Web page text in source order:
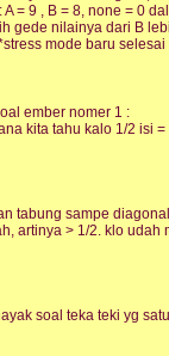
A = 9 , B = 8, none = 0
gede nilainya dari B
mode baru
ember nomer 1 :
kita tahu kalo 1/2 isi
tabung sampe
artinya > 1/2. klo udah
soal teka teki yg